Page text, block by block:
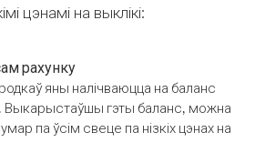
цэнамі на выклікі:
рахунку
яны налічваюцца на баланс
Выкарыстаўшы гэты баланс, можна
па ўсім свеце па нізкіх цэнах на